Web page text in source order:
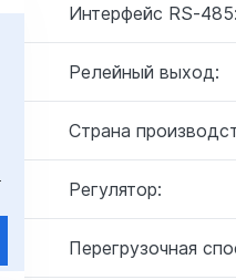
Интерфейс RS-485:
Релейный выход:
Страна
Регулятор:
Перегрузочная